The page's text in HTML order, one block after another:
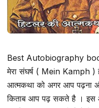
Best Autobiography
मेरा संघर्ष ( Mein Kamph )
आत्मकथा को अगर आप पढ़ना
किताब आप पढ़ सकते है । इस